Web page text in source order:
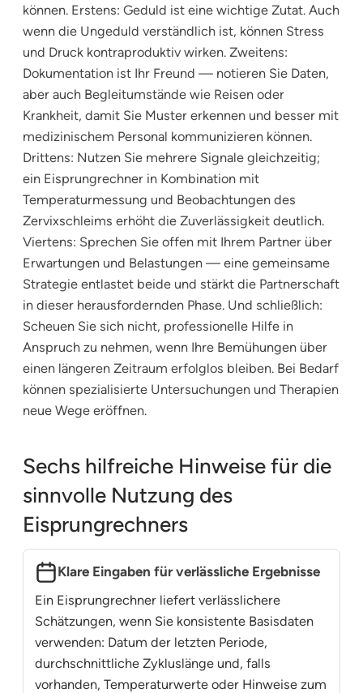
können. Erstens: Geduld ist eine wichtige Zutat. Auch
wenn die Ungeduld verständlich ist, können Stress
und Druck kontraproduktiv wirken. Zweitens:
Dokumentation ist Ihr Freund — notieren Sie Daten,
aber auch Begleitumstände wie Reisen oder
Krankheit, damit Sie Muster erkennen und besser mit
medizinischem Personal kommunizieren können.
Drittens: Nutzen Sie mehrere Signale gleichzeitig;
ein Eisprungrechner in Kombination mit
Temperaturmessung und Beobachtungen des
Zervixschleims erhöht die Zuverlässigkeit deutlich.
Viertens: Sprechen Sie offen mit Ihrem Partner über
Erwartungen und Belastungen — eine gemeinsame
Strategie entlastet beide und stärkt die Partnerschaft
in dieser herausfordernden Phase. Und schließlich:
Scheuen Sie sich nicht, professionelle Hilfe in
Anspruch zu nehmen, wenn Ihre Bemühungen über
einen längeren Zeitraum erfolglos bleiben. Bei Bedarf
können spezialisierte Untersuchungen und Therapien
neue Wege eröffnen.
Sechs hilfreiche Hinweise für die
sinnvolle Nutzung des
Eisprungrechners
Klare Eingaben für verlässliche Ergebnisse
Ein Eisprungrechner liefert verlässlichere
Schätzungen, wenn Sie konsistente Basisdaten
verwenden: Datum der letzten Periode,
durchschnittliche Zykluslänge und, falls
vorhanden, Temperaturwerte oder Hinweise zum